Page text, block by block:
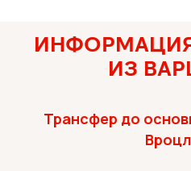
ИЗ
Трансфер до